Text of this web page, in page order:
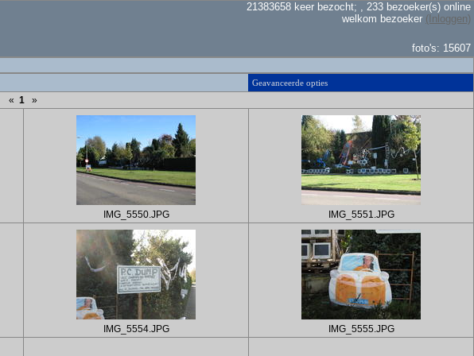
21383658 keer bezocht; , 233 bezoeker(s) online
welkom bezoeker (Inloggen)
foto's: 15607
Geavanceerde opties
« 1 »
IMG_5550.JPG IMG_5551.JPG
IMG_5554.JPG IMG_5555.JPG